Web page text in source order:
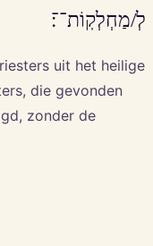
לְ/מַחְלְקֽוֹת־־׃
uit het heilige
die gevonden
zonder de